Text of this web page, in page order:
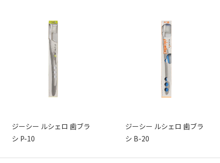
ジーシー ルシェロ 歯ブラ
シ P-10
ジーシー ルシェロ 歯ブラ
シ B-20